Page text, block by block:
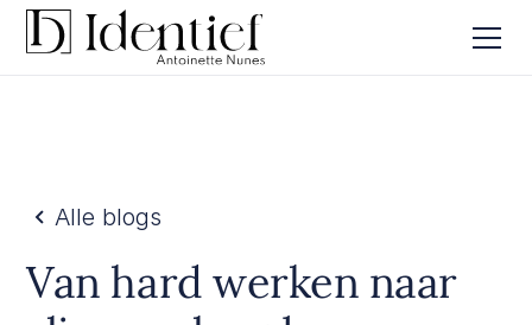
Alle blogs
Van hard werken naar